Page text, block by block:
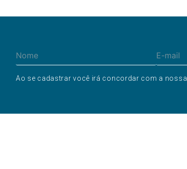
Ao se cadastrar você irá concordar com a nossa